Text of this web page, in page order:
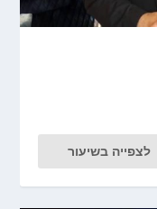
לצפייה בשיעור